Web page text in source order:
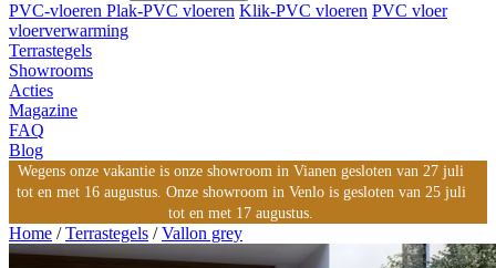
PVC-vloeren Plak-PVC vloeren Klik-PVC vloeren PVC vloer
vloerverwarming
Terrastegels
Showrooms
Acties
Magazine
FAQ
Blog
Wegens onze vakantie is onze showroom in Vianen gesloten van 27 juli
tot en met 16 augustus. Onze showroom in Venlo is gesloten van 25 juli
tot en met 17 augustus.
Home /Terrastegels /Vallon grey